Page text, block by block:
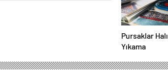
Pursaklar Halı
Yıkama